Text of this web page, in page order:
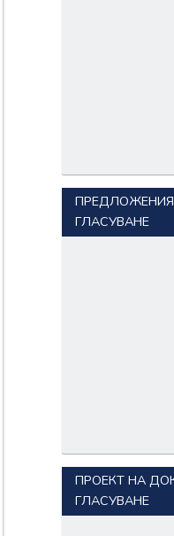
ГЛАСУВАНЕ
ПРОЕКТ НА
ГЛАСУВАНЕ